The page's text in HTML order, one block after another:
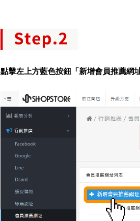
點擊左上方藍色按鈕「新增會員推薦網